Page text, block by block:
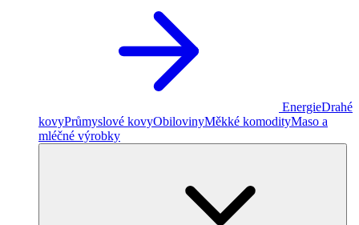
EnergieDrahé
kovyPrůmyslové kovyObilovinyMěkké komodityMaso a
mléčné výrobky